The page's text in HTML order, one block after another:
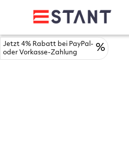
Jetzt 4% Rabatt bei PayPal-
oder Vorkasse-Zahlung
%